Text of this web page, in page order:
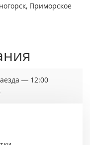
Приморское
— 12:00